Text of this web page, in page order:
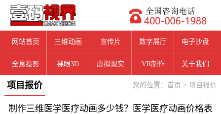
网站首页 三维动画 宣传片 数字展厅 电子沙盘
全息投影 裸眼3D 虚拟现实 VR制作 关于我们
您的位置： 首页 >项目报价
项目报价
制作三维医学医疗动画多少钱？医学医疗动画价格表